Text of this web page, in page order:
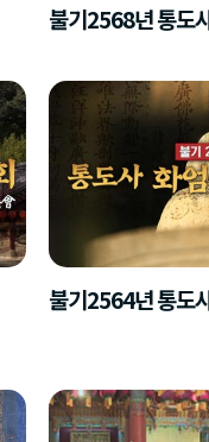
불기2568년 통도
불기2564년 통도